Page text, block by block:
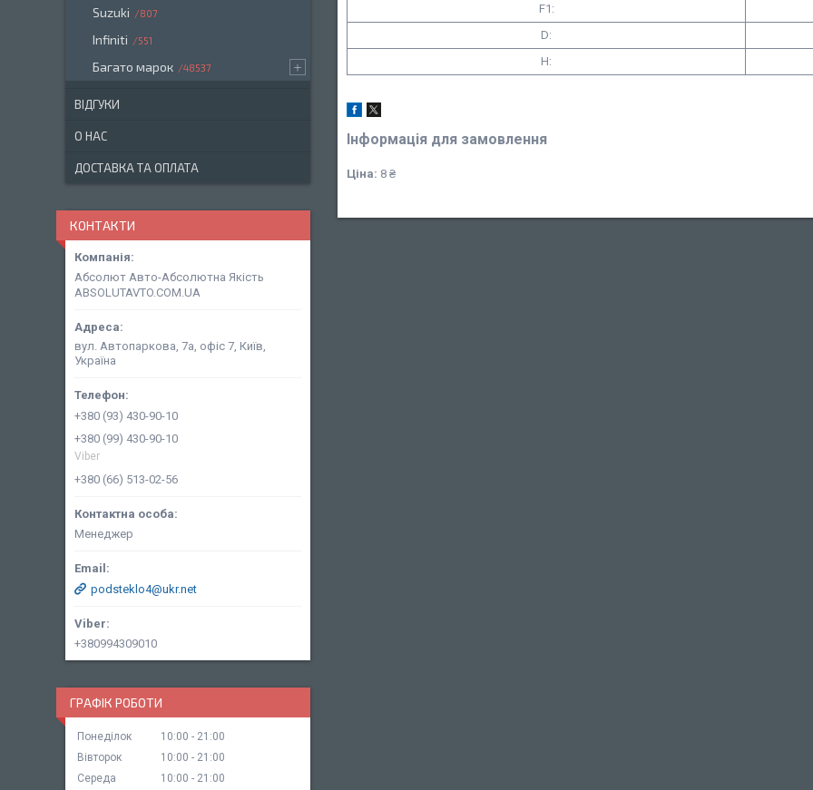
F1:
D:
H:
Інформація для замовлення
Ціна: 8 ₴
Suzuki 807
Infiniti 551
Багато марок 48537
ВІДГУКИ
О НАС
ДОСТАВКА ТА ОПЛАТА
КОНТАКТИ
Абсолют Авто-Абсолютна Якість
ABSOLUTAVTO.COM.UA
вул. Автопаркова, 7а, офіс 7, Київ,
Україна
+380 (93) 430-90-10
+380 (99) 430-90-10
Viber
+380 (66) 513-02-56
Менеджер
podsteklo4@ukr.net
+380994309010
ГРАФІК РОБОТИ
Понеділок 10:00
21:00
Вівторок
10:00
21:00
Середа
10:00 21:00